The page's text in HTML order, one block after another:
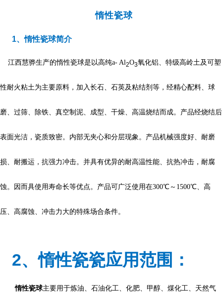
惰性瓷球
1、惰性瓷球简介
江西慧骅生产的惰性瓷球是以高纯a- Al2O3氧化铝、特级高岭土及可塑
性耐火粘土为主要原料，加入长石、石英及粘结剂等，经精心配料、球
磨、过筛、除铁、真空制泥、成型、干燥、高温烧结而成。产品经烧结后
表面光洁，瓷质致密。内部无夹心和分层现象。产品机械强度好、耐磨
损、耐搬运，抗强力冲击。并具有优异的耐高温性能、抗热冲击，耐腐
蚀。因而具使用寿命长等优点。产品可广泛使用在300℃～1500℃、高
压、高腐蚀、冲击力大的特殊场合条件。
2、惰性瓷瓷应用范围：
惰性瓷球主要用于炼油、石油化工、化肥、甲醇、煤化工、天然气